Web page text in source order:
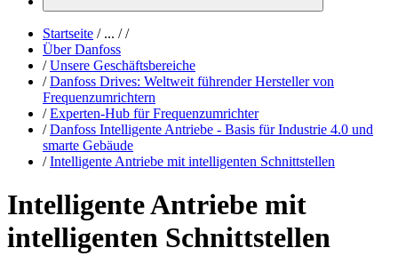
Startseite /... / /
Über Danfoss
/ Unsere Geschäftsbereiche
/ Danfoss Drives: Weltweit führender Hersteller von
Frequenzumrichtern
/ Experten-Hub für Frequenzumrichter
/ Danfoss Intelligente Antriebe - Basis für Industrie 4.0 und
smarte Gebäude
/ Intelligente Antriebe mit intelligenten Schnittstellen
Intelligente Antriebe mit
intelligenten Schnittstellen